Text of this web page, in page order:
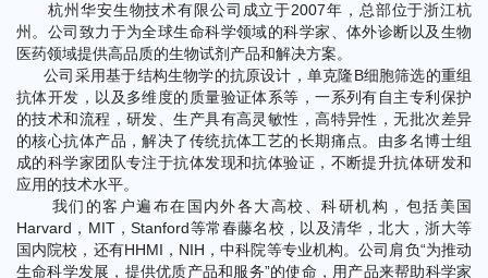
杭州华安生物技术有限公司成立于2007年，总部位于浙江杭
州。公司致力于为全球生命科学领域的科学家、体外诊断以及生物
医药领域提供高品质的生物试剂产品和解决方案。
公司采用基于结构生物学的抗原设计，单克隆B细胞筛选的重组
抗体开发，以及多维度的质量验证体系等，一系列有自主专利保护
的技术和流程，研发、生产具有高灵敏性，高特异性，无批次差异
的核心抗体产品，解决了传统抗体工艺的长期痛点。由多名博士组
成的科学家团队专注于抗体发现和抗体验证，不断提升抗体研发和
应用的技术水平。
我们的客户遍布在国内外各大高校、科研机构，包括美国
Harvard，MIT，Stanford等常春藤名校，以及清华，北大，浙大等
国内院校，还有HHMI，NIH，中科院等专业机构。公司肩负“为推动
生命科学发展，提供优质产品和服务”的使命，用产品来帮助科学家